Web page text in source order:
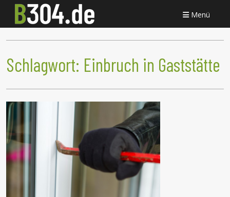
Menü
Schlagwort: Einbruch in Gaststätte